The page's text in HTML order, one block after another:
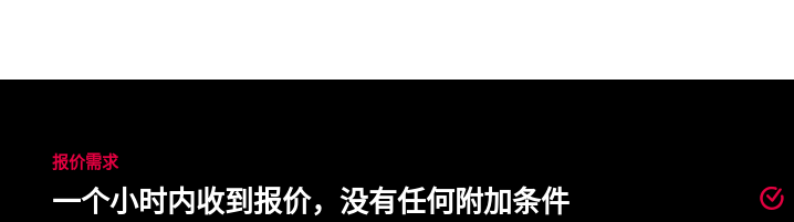
报价需求
一个小时内收到报价，没有任何附加条件